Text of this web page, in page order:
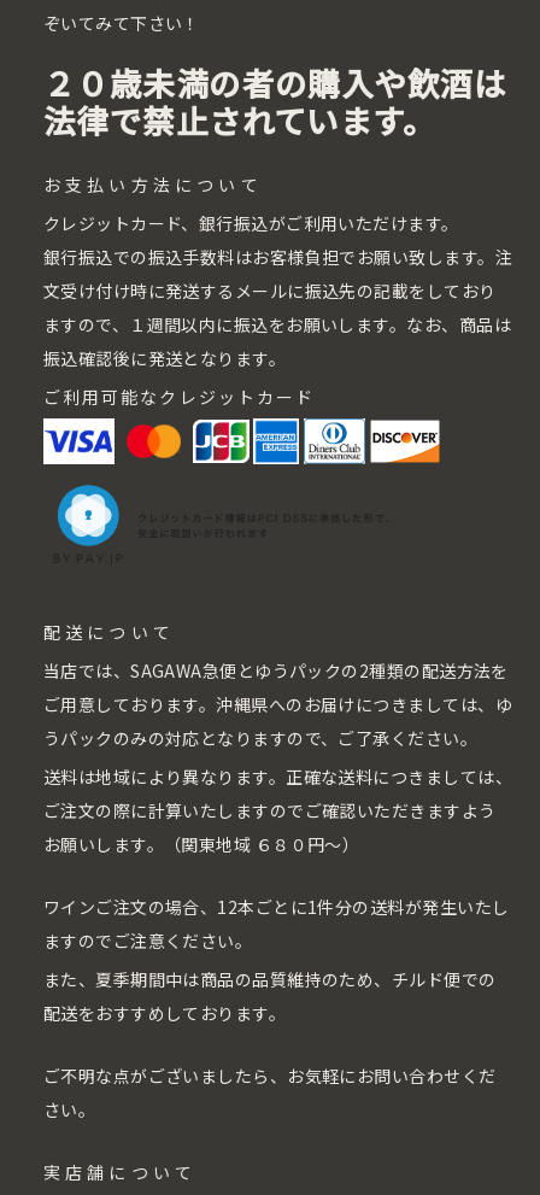
ぞいてみて下さい！
２０歳未満の者の購入や飲酒は
法律で禁止されています。
お支払い方法について
クレジットカード、銀行振込がご利用いただけます。
銀行振込での振込手数料はお客様負担でお願い致します。注
文受け付け時に発送するメールに振込先の記載をしており
ますので、１週間以内に振込をお願いします。なお、商品は
振込確認後に発送となります。
ご利用可能なクレジットカード
配送について
当店では、SAGAWA急便とゆうパックの2種類の配送方法を
ご用意しております。沖縄県へのお届けにつきましては、ゆ
うパックのみの対応となりますので、ご了承ください。
送料は地域により異なります。正確な送料につきましては、
ご注文の際に計算いたしますのでご確認いただきますよう
お願いします。（関東地域 ６８０円〜）
ワインご注文の場合、12本ごとに1件分の送料が発生いたし
ますのでご注意ください。
また、夏季期間中は商品の品質維持のため、チルド便での
配送をおすすめしております。
ご不明な点がございましたら、お気軽にお問い合わせくだ
さい。
実店舗について